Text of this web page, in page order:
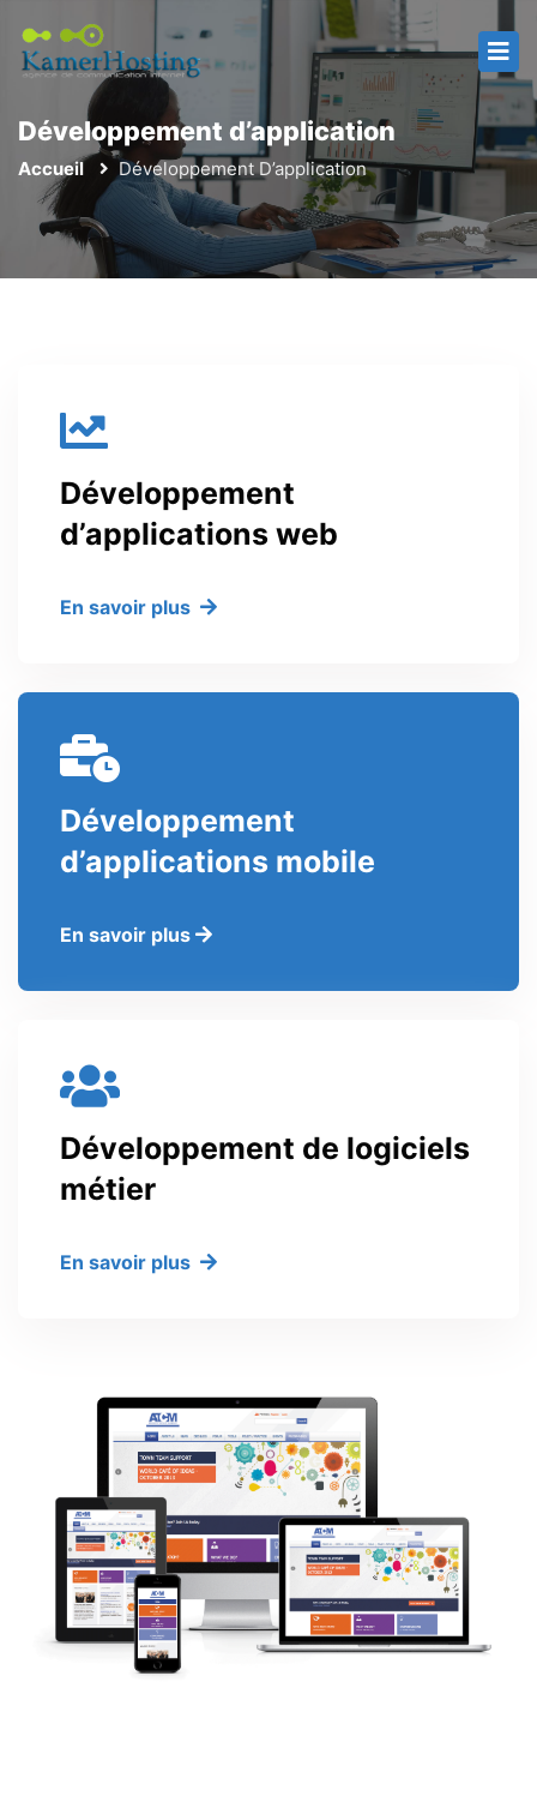
Développement d’application
Accueil Développement D’application
Développement
d’applications web
En savoir plus
Développement
d’applications mobile
En savoir plus
Développement de logiciels
métier
En savoir plus